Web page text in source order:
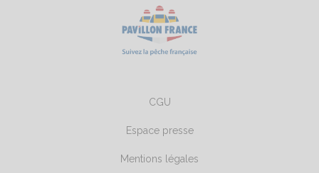
CGU
Espace presse
Mentions légales